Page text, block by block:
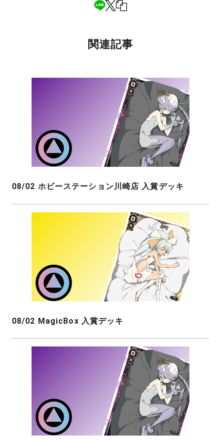
関連記事
08/02 ホビーステーション川崎店 入賞デッキ
08/02 MagicBox 入賞デッキ